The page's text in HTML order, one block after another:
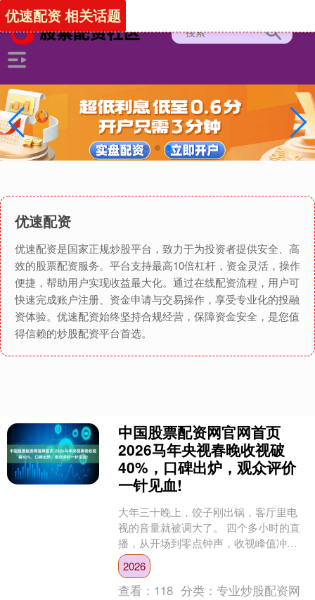
优速配资
优速配资是国家正规炒股平台，致力于为投资者提供安全、高
效的股票配资服务。平台支持最高10倍杠杆，资金灵活，操作
便捷，帮助用户实现收益最大化。通过在线配资流程，用户可
快速完成账户注册、资金申请与交易操作，享受专业化的投融
资体验。优速配资始终坚持合规经营，保障资金安全，是您值
得信赖的炒股配资平台首选。
优速配资 相关话题
中国股票配资网官网首页
2026马年央视春晚收视破
40%，口碑出炉，观众评价
一针见血!
大年三十晚上，饺子刚出锅，客厅里电
视的音量就被调大了。 四个多小时的直
播，从开场到零点钟声，收视峰值冲到
40%以上，这个数字摆在那儿，说明一件
事：不管嘴上怎么挑....
2026
查看： 118 分类：专业炒股配资网